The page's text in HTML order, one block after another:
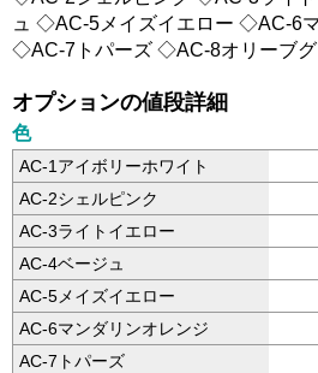
ュ ◇AC-5メイズイエロー ◇AC-6
◇AC-7トパーズ ◇AC-8オリーブグ
オプションの値段詳細
色
AC-1アイボリーホワイト
AC-2シェルピンク
AC-3ライトイエロー
AC-4ベージュ
AC-5メイズイエロー
AC-6マンダリンオレンジ
AC-7トパーズ